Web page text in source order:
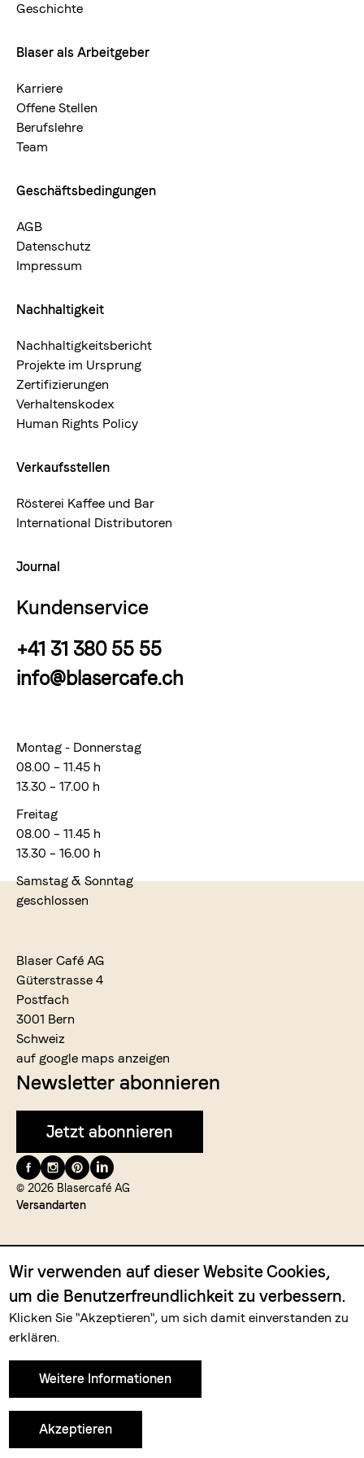
Geschichte
Blaser als Arbeitgeber
Karriere
Offene Stellen
Berufslehre
Team
Geschäftsbedingungen
AGB
Datenschutz
Impressum
Nachhaltigkeit
Nachhaltigkeitsbericht
Projekte im Ursprung
Zertifizierungen
Verhaltenskodex
Human Rights Policy
Verkaufsstellen
Rösterei Kaffee und Bar
International Distributoren
Journal
Kundenservice
+41 31 380 55 55
info@blasercafe.ch
Montag - Donnerstag
08.00 – 11.45 h
13.30 – 17.00 h
Freitag
08.00 – 11.45 h
13.30 – 16.00 h
Samstag & Sonntag
geschlossen
Blaser Café AG
Güterstrasse 4
Postfach
3001 Bern
Schweiz
auf google maps anzeigen
Newsletter abonnieren
Jetzt abonnieren
Folge
uns
auf
© 2026 Blasercafé AG
Versandarten
Zahlungsmittel
Wir verwenden auf dieser Website Cookies,
um die Benutzerfreundlichkeit zu verbessern.
Klicken Sie "Akzeptieren", um sich damit einverstanden zu
erklären.
Weitere Informationen
Akzeptieren